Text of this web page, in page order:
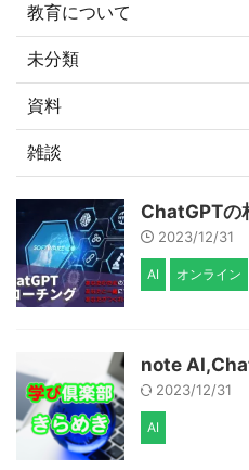
教育について
未分類
資料
雑談
ChatGPTの
2023/12/31
AI オンライン
note
2023/12/31
AI